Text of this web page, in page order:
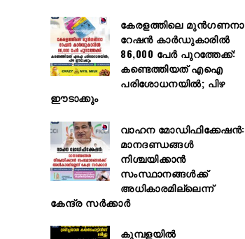
കേരളത്തിലെ മുൻഗണനാ
റേഷൻ കാർഡുകാരിൽ
86,000 പേർ പുറത്തേക്ക്:
കണ്ടെത്തിയത് എഐ
പരിശോധനയിൽ; പിഴ
ഈടാക്കും
വാഹന മോഡിഫിക്കേഷൻ:
മാനദണ്ഡങ്ങൾ
നിശ്ചയിക്കാൻ
സംസ്ഥാനങ്ങൾക്ക്
അധികാരമില്ലെന്ന്
കേന്ദ്ര സർക്കാർ
കുമ്പളയില്‍